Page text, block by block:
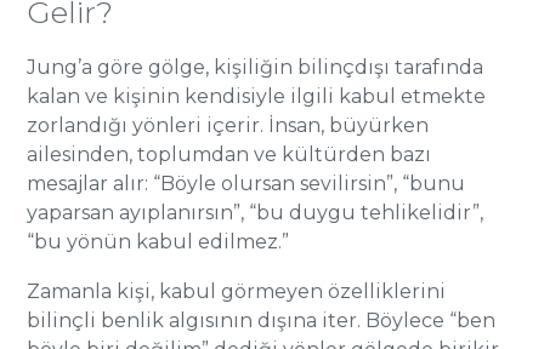
Gelir?
Jung’a göre gölge, kişiliğin bilinçdışı tarafında
kalan ve kişinin kendisiyle ilgili kabul etmekte
zorlandığı yönleri içerir. İnsan, büyürken
ailesinden, toplumdan ve kültürden bazı
mesajlar alır: “Böyle olursan sevilirsin”, “bunu
yaparsan ayıplanırsın”, “bu duygu tehlikelidir”,
“bu yönün kabul edilmez.”
Zamanla kişi, kabul görmeyen özelliklerini
bilinçli benlik algısının dışına iter. Böylece “ben